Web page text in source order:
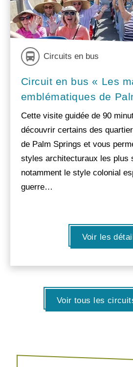
Circuits en bus
Circuit en bus « Les
emblématiques de
Cette visite guidée de 90
découvrir certains des
de Palm Springs et vous
styles architecturaux les plus
notamment le style colonial
guerre…
Voir les
Voir tous les